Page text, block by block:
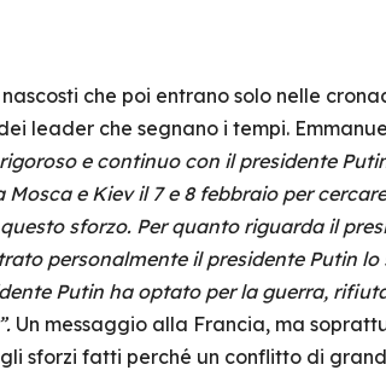
che poi entrano solo nelle
leader che segnano i tempi.
e continuo con il presidente
e Kiev il 7 e 8 febbraio per
sforzo. Per quanto riguarda il
personalmente il presidente Putin lo
Putin ha optato per la guerra,
Un messaggio alla Francia, ma
sforzi fatti perché un conflitto di